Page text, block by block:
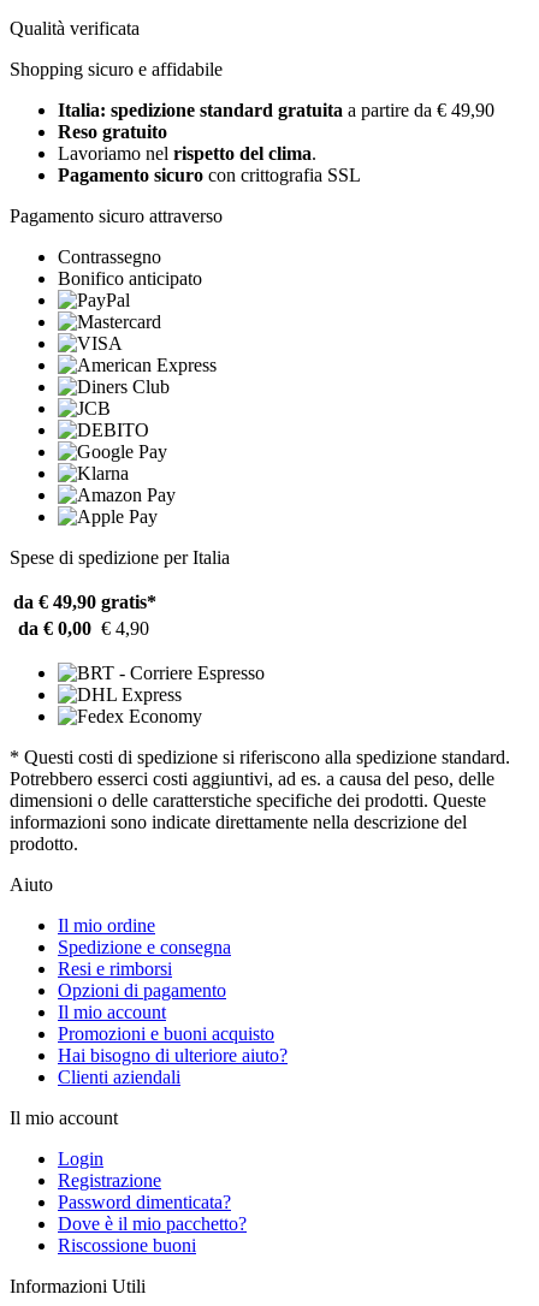
Qualità verificata
Shopping sicuro e affidabile
Italia: spedizione standard gratuita a partire da € 49,90
Reso gratuito
Lavoriamo nel rispetto del clima.
Pagamento sicuro con crittografia SSL
Pagamento sicuro attraverso
Contrassegno
Bonifico anticipato
Spese di spedizione per Italia
da € 49,90 gratis*
da € 0,00 € 4,90
* Questi costi di spedizione si riferiscono alla spedizione standard.
Potrebbero esserci costi aggiuntivi, ad es. a causa del peso, delle
dimensioni o delle caratterstiche specifiche dei prodotti. Queste
informazioni sono indicate direttamente nella descrizione del
prodotto.
Aiuto
Il mio ordine
Spedizione e consegna
Resi e rimborsi
Opzioni di pagamento
Il mio account
Promozioni e buoni acquisto
Hai bisogno di ulteriore aiuto?
Clienti aziendali
Il mio account
Login
Registrazione
Password dimenticata?
Dove è il mio pacchetto?
Riscossione buoni
Informazioni Utili